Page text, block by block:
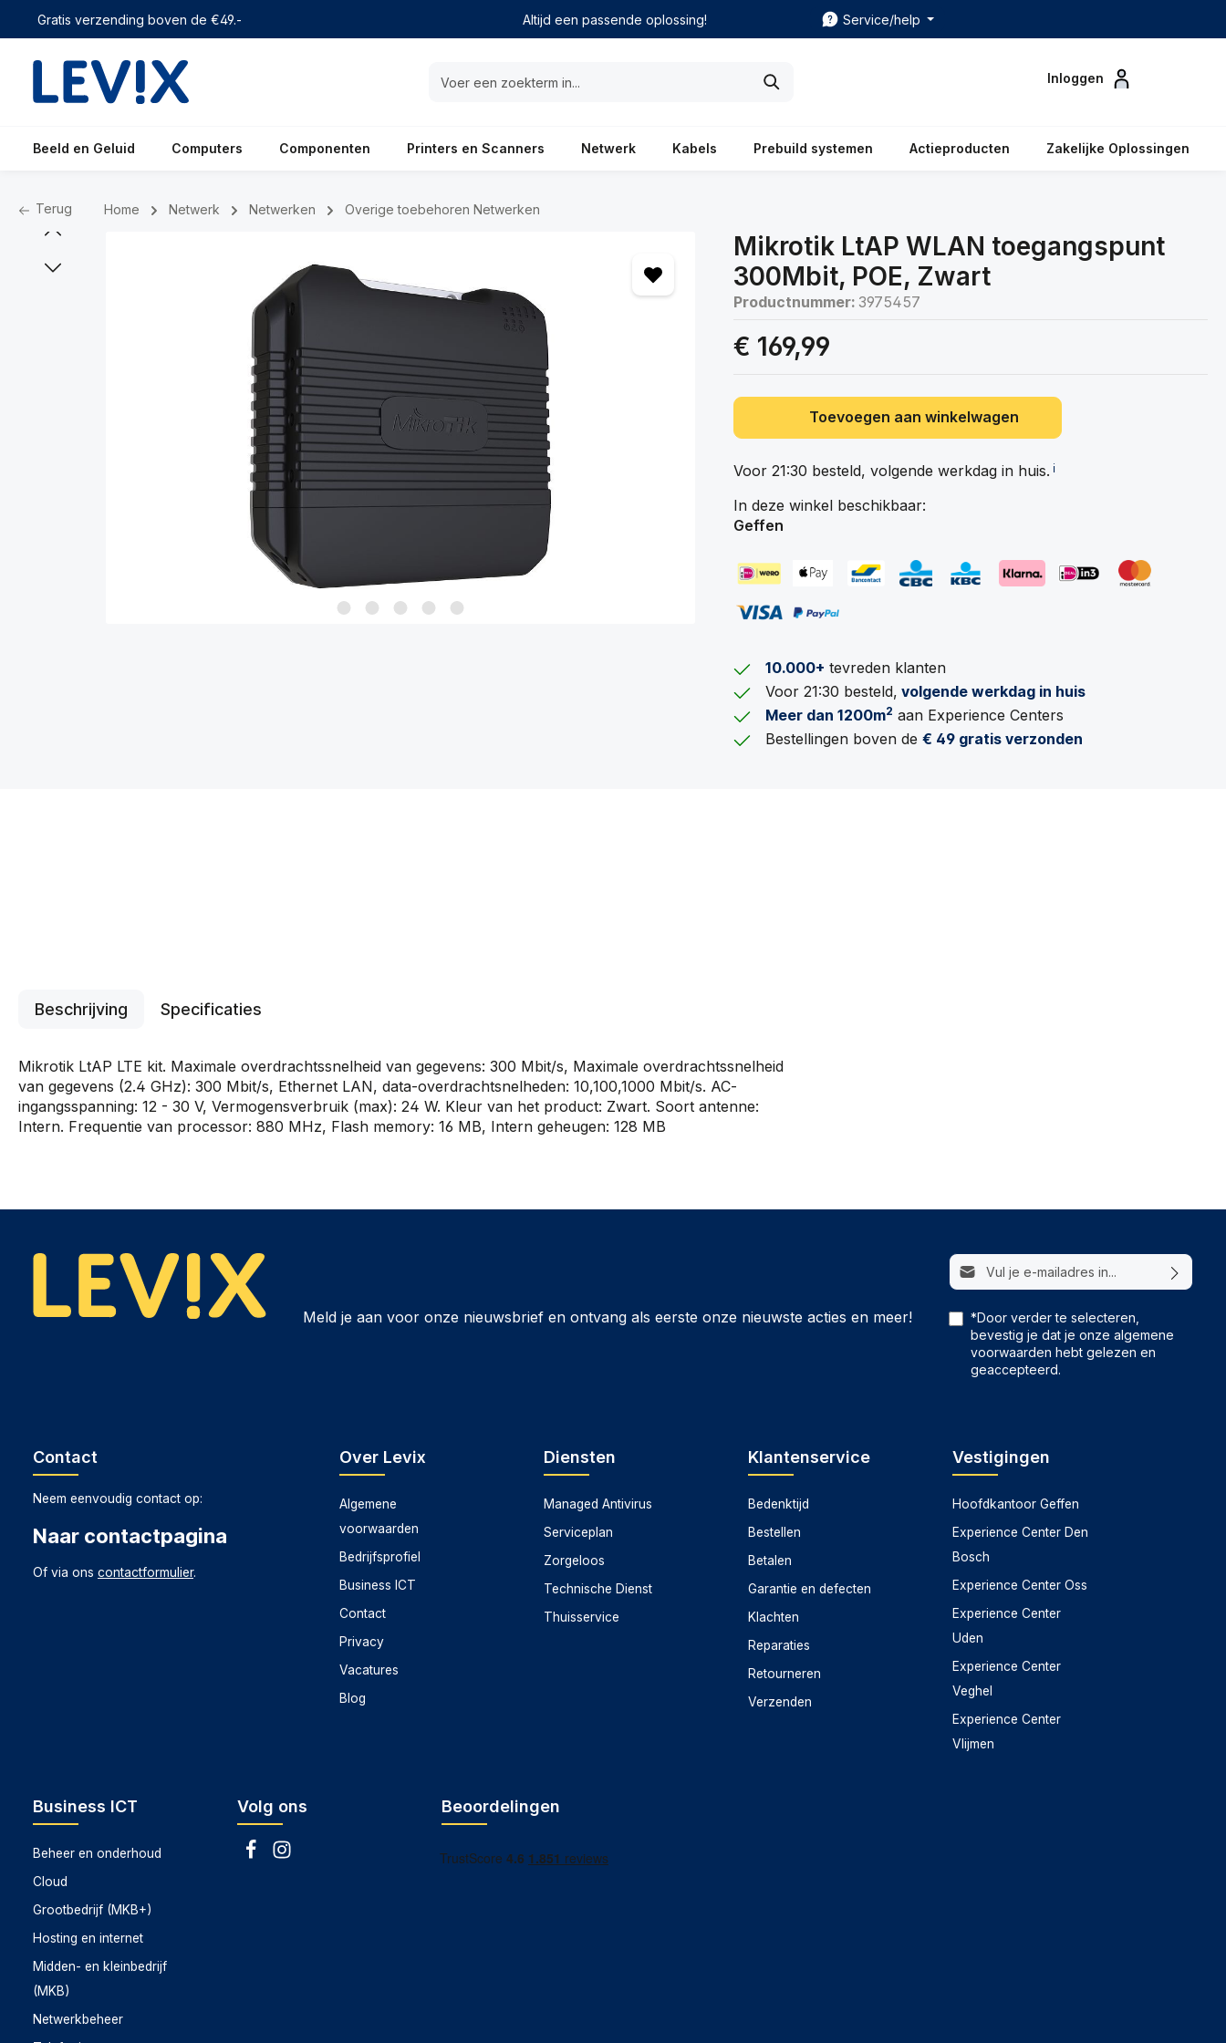
Ga naar de hoofdnavigatie
Gratis verzending boven de €49.- Altijd een passende oplossing! Service/help
Inloggen
Beeld en Geluid Computers Componenten Printers en Scanners Netwerk Kabels Prebuild systemen Actieproducten Zakelijke Oplossingen
Terug Home Netwerk Netwerken Overige toebehoren Netwerken
Mikrotik LtAP WLAN toegangspunt
300Mbit, POE, Zwart
Productnummer: 3975457
€ 169,99
Toevoegen aan winkelwagen
Voor 21:30 besteld, volgende werkdag in huis. ℹ️
In deze winkel beschikbaar:
Geffen
10.000+ tevreden klanten
Voor 21:30 besteld, volgende werkdag in huis
Meer dan 1200m2 aan Experience Centers
Bestellingen boven de€ 49 gratis verzonden
Beschrijving Specificaties
Mikrotik LtAP LTE kit. Maximale overdrachtssnelheid van gegevens: 300 Mbit/s, Maximale overdrachtssnelheid
van gegevens (2.4 GHz): 300 Mbit/s, Ethernet LAN, data-overdrachtsnelheden: 10,100,1000 Mbit/s. AC-
ingangsspanning: 12 - 30 V, Vermogensverbruik (max): 24 W. Kleur van het product: Zwart. Soort antenne:
Intern. Frequentie van processor: 880 MHz, Flash memory: 16 MB, Intern geheugen: 128 MB
Meld je aan voor onze nieuwsbrief en ontvang als eerste onze nieuwste acties en meer!
E-mailadres*
*Door verder te selecteren,
bevestig je dat je onzealgemene
voorwaarden hebt gelezen en
geaccepteerd.
Volg ons
Contact
Neem eenvoudig contact op:
Naar contactpagina
Of via ons contactformulier.
Over Levix
Algemene
voorwaarden
Bedrijfsprofiel
Business ICT
Contact
Privacy
Vacatures
Blog
Diensten
Managed Antivirus
Serviceplan
Zorgeloos
Technische Dienst
Thuisservice
Klantenservice
Bedenktijd
Bestellen
Betalen
Garantie en defecten
Klachten
Reparaties
Retourneren
Verzenden
Vestigingen
Hoofdkantoor Geffen
Experience Center Den
Bosch
Experience Center Oss
Experience Center
Uden
Experience Center
Veghel
Experience Center
Vlijmen
Business ICT
Beheer en onderhoud
Cloud
Grootbedrijf (MKB+)
Hosting en internet
Midden- en kleinbedrijf
(MKB)
Netwerkbeheer
Beoordelingen